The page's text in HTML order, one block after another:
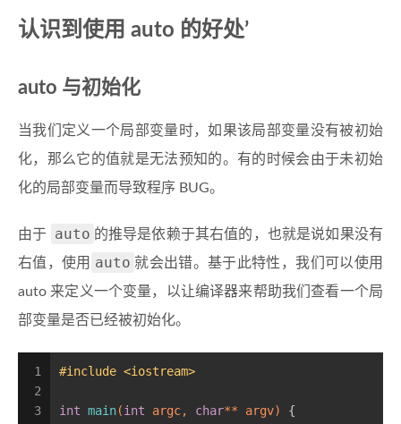
认识到使用 auto 的好处’
auto 与初始化
当我们定义一个局部变量时，如果该局部变量没有被初始
化，那么它的值就是无法预知的。有的时候会由于未初始
化的局部变量而导致程序 BUG。
由于 auto 的推导是依赖于其右值的，也就是说如果没有
右值，使用 auto 就会出错。基于此特性，我们可以使用
auto 来定义一个变量，以让编译器来帮助我们查看一个局
部变量是否已经被初始化。
1
2
3
#include <iostream>
int main(int argc, char** argv)
{